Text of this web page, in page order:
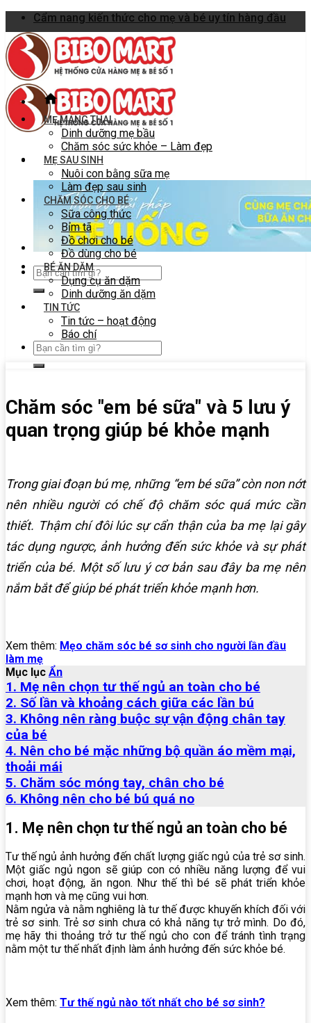
Skip
to
content
Cẩm nang kiến thức cho mẹ và bé uy tín hàng đầu
MẸ MANG THAI
Dinh dưỡng mẹ bầu
Chăm sóc sức khỏe – Làm đẹp
MẸ SAU SINH
Nuôi con bằng sữa mẹ
Làm đẹp sau sinh
CHĂM SÓC CHO BÉ
Sữa công thức
Bỉm tã
Đồ chơi cho bé
Đồ dùng cho bé
BÉ ĂN DẶM
Dụng cụ ăn dặm
Dinh dưỡng ăn dặm
TIN TỨC
Tin tức – hoạt động
Báo chí
Chăm sóc "em bé sữa" và 5 lưu ý
quan trọng giúp bé khỏe mạnh
Trong giai đoạn bú mẹ, những “em bé sữa” còn non nớt
nên nhiều người có chế độ chăm sóc quá mức cần
thiết. Thậm chí đôi lúc sự cẩn thận của ba mẹ lại gây
tác dụng ngược, ảnh hưởng đến sức khỏe và sự phát
triển của bé. Một số lưu ý cơ bản sau đây ba mẹ nên
nắm bắt để giúp bé phát triển khỏe mạnh hơn.
Xem thêm: Mẹo chăm sóc bé sơ sinh cho người lần đầu
làm mẹ
Mục lục Ẩn
1. Mẹ nên chọn tư thế ngủ an toàn cho bé
2. Số lần và khoảng cách giữa các lần bú
3. Không nên ràng buộc sự vận động chân tay
của bé
4. Nên cho bé mặc những bộ quần áo mềm mại,
thoải mái
5. Chăm sóc móng tay, chân cho bé
6. Không nên cho bé bú quá no
1. Mẹ nên chọn tư thế ngủ an toàn cho bé
Tư thế ngủ ảnh hưởng đến chất lượng giấc ngủ của trẻ sơ sinh.
Một giấc ngủ ngon sẽ giúp con có nhiều năng lượng để vui
chơi, hoạt động, ăn ngon. Như thế thì bé sẽ phát triển khỏe
mạnh hơn và mẹ cũng vui hơn.
Nằm ngửa và nằm nghiêng là tư thế được khuyến khích đối với
trẻ sơ sinh. Trẻ sơ sinh chưa có khả năng tự trở mình. Do đó,
mẹ hãy thi thoảng trở tư thế ngủ cho con để tránh tình trạng
nằm một tư thế nhất định làm ảnh hưởng đến sức khỏe bé.
Xem thêm: Tư thế ngủ nào tốt nhất cho bé sơ sinh?